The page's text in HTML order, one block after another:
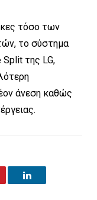
τόσο των
το σύστημα
Split της LG,
άνεση καθώς
LinkedIn